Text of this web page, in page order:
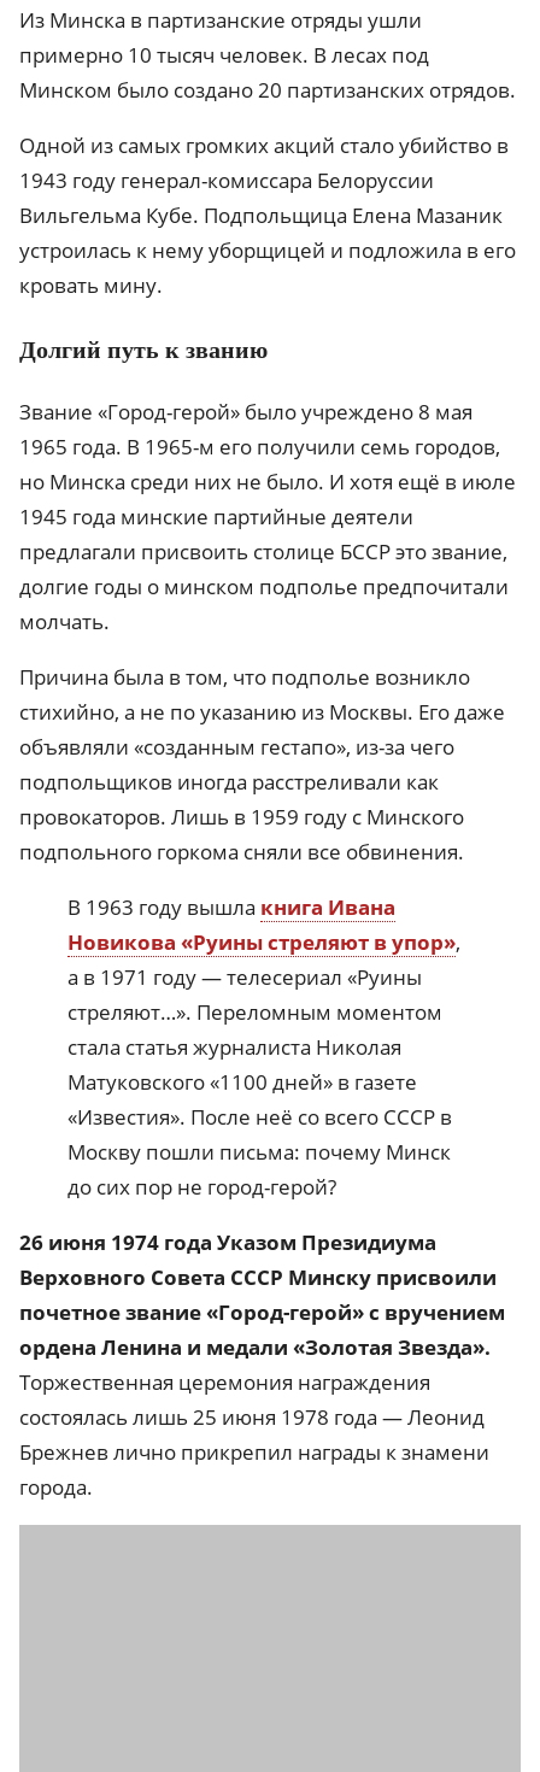
Из Минска в партизанские отряды ушли
примерно 10 тысяч человек. В лесах под
Минском было создано 20 партизанских отрядов.
Одной из самых громких акций стало убийство в
1943 году генерал-комиссара Белоруссии
Вильгельма Кубе. Подпольщица Елена Мазаник
устроилась к нему уборщицей и подложила в его
кровать мину.
Долгий путь к званию
Звание «Город-герой» было учреждено 8 мая
1965 года. В 1965-м его получили семь городов,
но Минска среди них не было. И хотя ещё в июле
1945 года минские партийные деятели
предлагали присвоить столице БССР это звание,
долгие годы о минском подполье предпочитали
молчать.
Причина была в том, что подполье возникло
стихийно, а не по указанию из Москвы. Его даже
объявляли «созданным гестапо», из-за чего
подпольщиков иногда расстреливали как
провокаторов. Лишь в 1959 году с Минского
подпольного горкома сняли все обвинения.
В 1963 году вышла книга Ивана
Новикова «Руины стреляют в упор»,
а в 1971 году — телесериал «Руины
стреляют…». Переломным моментом
стала статья журналиста Николая
Матуковского «1100 дней» в газете
«Известия». После неё со всего СССР в
Москву пошли письма: почему Минск
до сих пор не город-герой?
26 июня 1974 года Указом Президиума
Верховного Совета СССР Минску присвоили
почетное звание «Город-герой» с вручением
ордена Ленина и медали «Золотая Звезда».
Торжественная церемония награждения
состоялась лишь 25 июня 1978 года — Леонид
Брежнев лично прикрепил награды к знамени
города.